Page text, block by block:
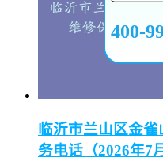
临沂市兰山区金
务电话（2026年7
400-